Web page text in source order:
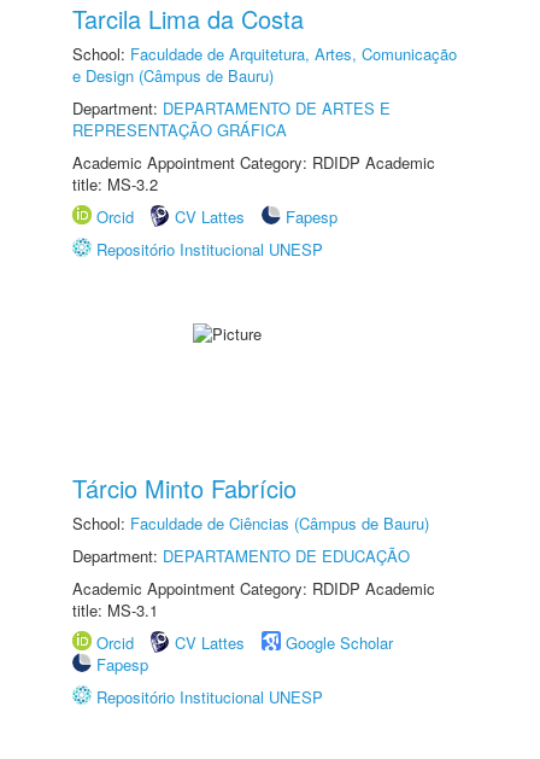
Tarcila Lima da Costa
School: Faculdade de Arquitetura, Artes, Comunicação
e Design (Câmpus de Bauru)
Department: DEPARTAMENTO DE ARTES E
REPRESENTAÇÃO GRÁFICA
Academic Appointment Category: RDIDP Academic
title: MS-3.2
Orcid
CV Lattes
Fapesp
Repositório Institucional UNESP
Tárcio Minto Fabrício
School: Faculdade de Ciências (Câmpus de Bauru)
Department: DEPARTAMENTO DE EDUCAÇÃO
Academic Appointment Category: RDIDP Academic
title: MS-3.1
Orcid
CV Lattes
Google Scholar
Fapesp
Repositório Institucional UNESP